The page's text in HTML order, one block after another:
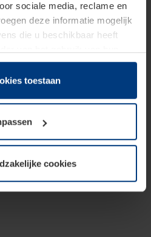
sociale media, reclame en
deze informatie mogelijk
die u beschikbaar heeft
om cookies op uw computer
is. Voor alle andere
vereist. Uw
moment bij de uitleg van de
toestaan
cookies